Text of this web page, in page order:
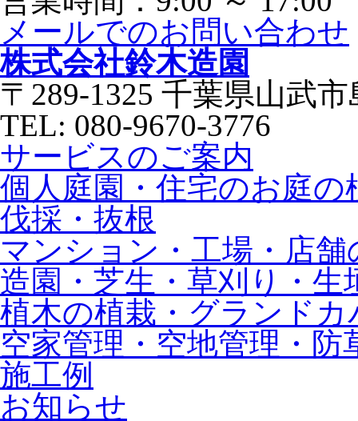
メールでのお問い合わせ
株式会社鈴木造園
〒289-1325 千葉県山武市
TEL: 080-9670-3776
サービスのご案内
個人庭園・住宅のお庭の
伐採・抜根
マンション・工場・店舗
造園・芝生・草刈り・生
植木の植栽・グランドカ
空家管理・空地管理・防
施工例
お知らせ